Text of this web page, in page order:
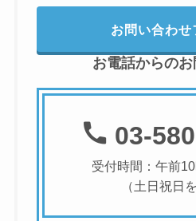
お問い合わせ
お電話からの
03-
受付時間：午前
（土日祝日